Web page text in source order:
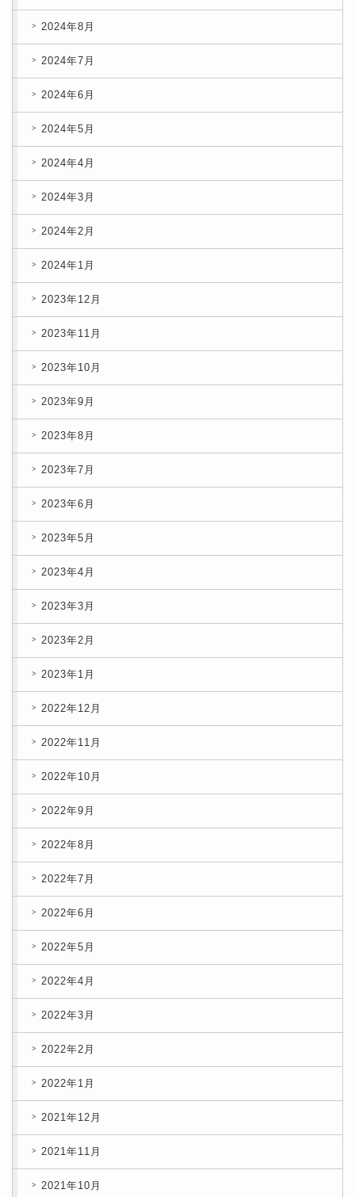
2024年8月
2024年7月
2024年6月
2024年5月
2024年4月
2024年3月
2024年2月
2024年1月
2023年12月
2023年11月
2023年10月
2023年9月
2023年8月
2023年7月
2023年6月
2023年5月
2023年4月
2023年3月
2023年2月
2023年1月
2022年12月
2022年11月
2022年10月
2022年9月
2022年8月
2022年7月
2022年6月
2022年5月
2022年4月
2022年3月
2022年2月
2022年1月
2021年12月
2021年11月
2021年10月